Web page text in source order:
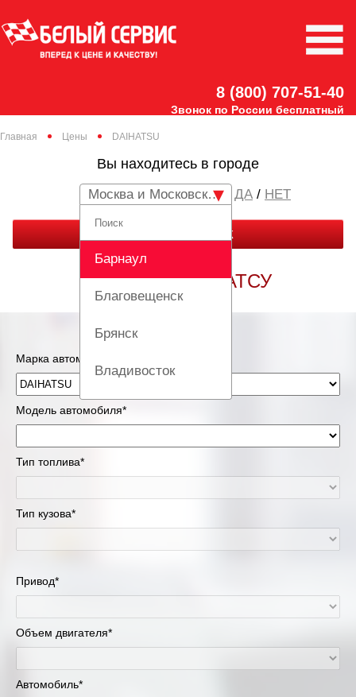
8 (800) 707-51-40
Звонок по России бесплатный
Главная Цены DAIHATSU
Вы находитесь в городе
Москва и Московская область
Барнаул
Благовещенск
Брянск
Владивосток
Вологда
Екатеринбург
Красноярск
Липецк
Москва и Московская область
/ НЕТ
ЗАКАЗАТЬ ЗВОНОК
РЕМОНТ ДАЙХАТСУ
Марка автомобиля*
Модель автомобиля*
Тип топлива*
Тип кузова*
Привод*
Объем двигателя*
Автомобиль*